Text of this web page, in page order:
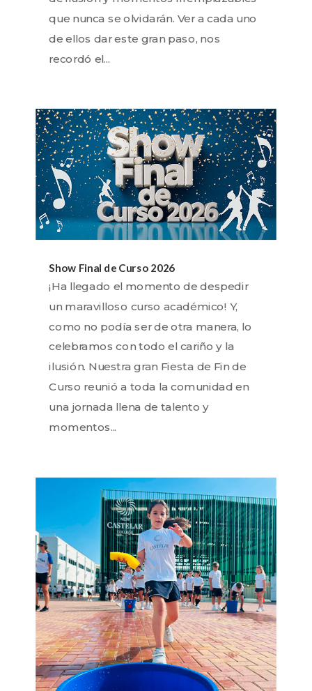
que nunca se olvidarán. Ver a cada uno
de ellos dar este gran paso, nos
recordó el...
Show Final de Curso 2026
¡Ha llegado el momento de despedir
un maravilloso curso académico! Y,
como no podía ser de otra manera, lo
celebramos con todo el cariño y la
ilusión. Nuestra gran Fiesta de Fin de
Curso reunió a toda la comunidad en
una jornada llena de talento y
momentos...